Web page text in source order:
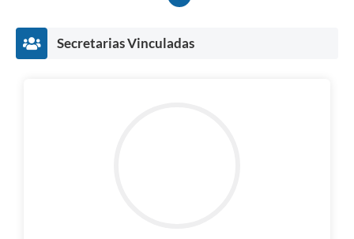
Secretarias Vinculadas